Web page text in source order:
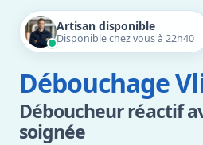
Artisan disponible
Disponible chez vous à 22h40
Débouchage
Déboucheur réactif
soignée